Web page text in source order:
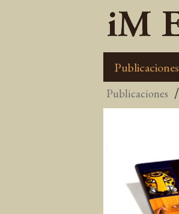
Publicaciones
Publicaciones